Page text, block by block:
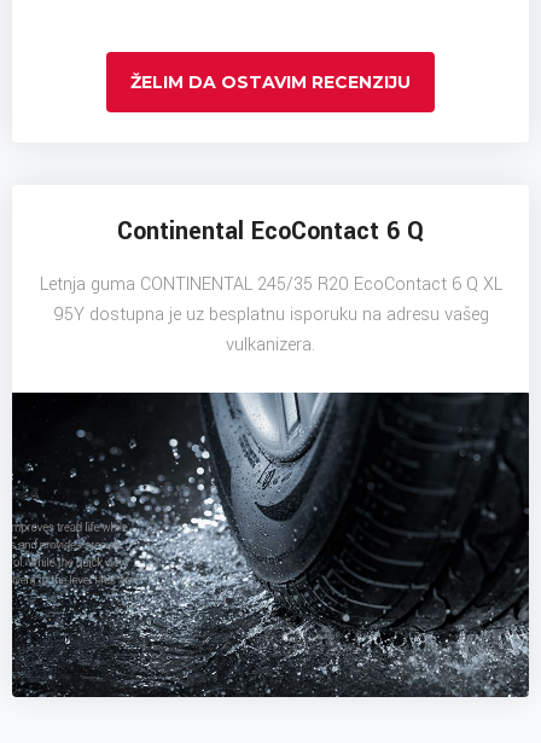
ŽELIM DA OSTAVIM RECENZIJU
Continental EcoContact 6 Q
Letnja guma CONTINENTAL 245/35 R20 EcoContact 6 Q XL
95Y dostupna je uz besplatnu isporuku na adresu vašeg
vulkanizera.